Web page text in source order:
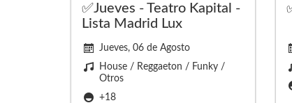
✅Jueves - Teatro Kapital -
Lista Madrid Lux
Jueves, 06 de Agosto
House / Reggaeton / Funky /
Otros
+18